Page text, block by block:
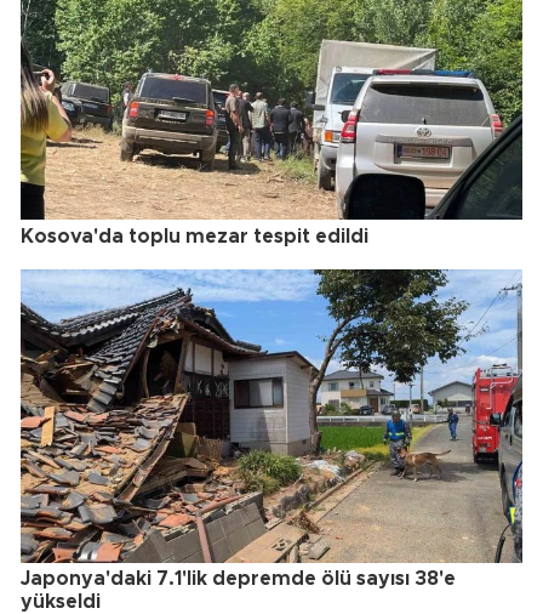
Kosova'da toplu mezar tespit edildi
Japonya'daki 7.1'lik depremde ölü sayısı 38'e
yükseldi